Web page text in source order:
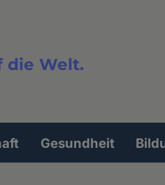
die Welt.
Gesundheit